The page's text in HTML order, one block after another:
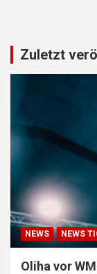
Zuletzt
NEWS NEWS
Oliha vor